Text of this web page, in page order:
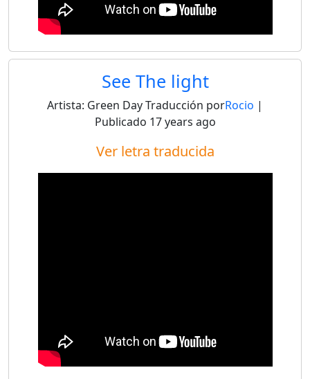
See The light
Artista: Green DayTraducción porRocio |
Publicado 17 years ago
Ver letra traducida